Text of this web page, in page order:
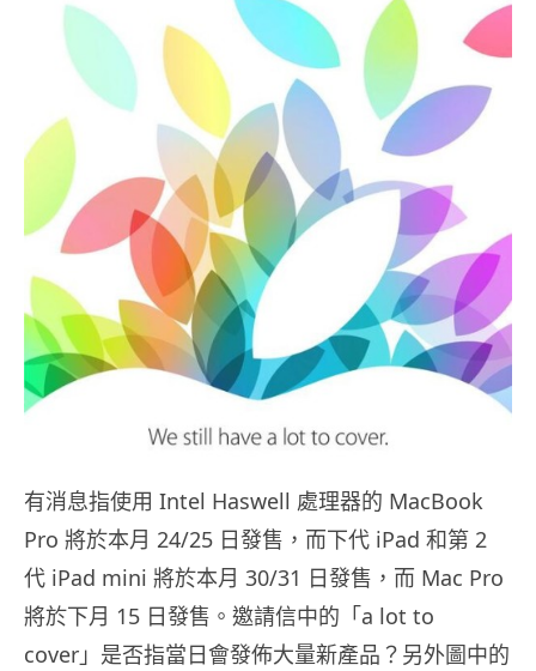
有消息指使用 Intel Haswell 處理器的 MacBook
Pro 將於本月 24/25 日發售，而下代 iPad 和第 2
代 iPad mini 將於本月 30/31 日發售，而 Mac Pro
將於下月 15 日發售。邀請信中的「a lot to
cover」是否指當日會發佈大量新產品？另外圖中的